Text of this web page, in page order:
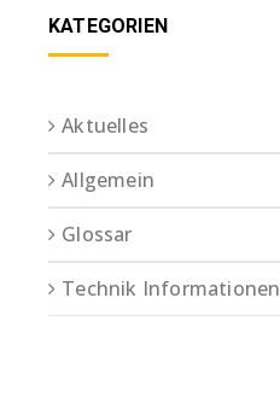
KATEGORIEN
Aktuelles
Allgemein
Glossar
Technik Informationen